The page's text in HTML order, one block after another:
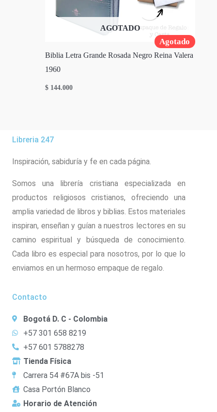
Agotado
AGOTADO
Biblia Letra Grande Rosada Negro Reina Valera
1960
$ 144.000
Libreria 247
Inspiración, sabiduría y fe en cada página.
Somos una librería cristiana especializada en
productos religiosos cristianos, ofreciendo una
amplia variedad de libros y biblias. Estos materiales
inspiran, enseñan y guían a nuestros lectores en su
camino espiritual y búsqueda de conocimiento.
Cada libro es especial para nosotros, por lo que lo
enviamos en un hermoso empaque de regalo.
Contacto
Bogotá D. C - Colombia
+57 301 658 8219
+57 601 5788278
Tienda Física
Carrera 54 #67A bis -51
Casa Portón Blanco
Horario de Atención